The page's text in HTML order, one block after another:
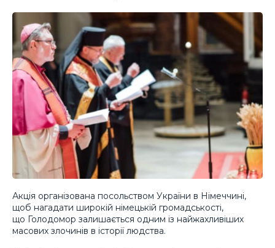
Акція організована посольством України в Німеччині,
щоб нагадати широкій німецькій громадськості,
що Голодомор залишається одним із найжахливіших
масових злочинів в історії людства.